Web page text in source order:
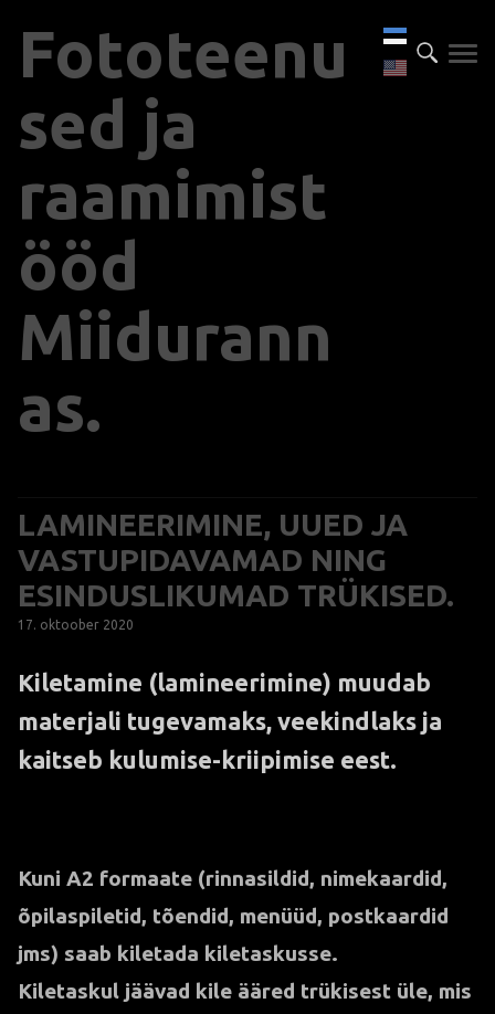
Fototeenu
sed ja
raamimist
ööd
Miidurann
as.
LAMINEERIMINE, UUED JA
VASTUPIDAVAMAD NING
ESINDUSLIKUMAD TRÜKISED.
17. oktoober 2020
Kiletamine (lamineerimine) muudab
materjali tugevamaks, veekindlaks ja
kaitseb kulumise-kriipimise eest.
Kuni A2 formaate (rinnasildid, nimekaardid,
õpilaspiletid, tõendid, menüüd, postkaardid
jms) saab kiletada kiletaskusse.
Kiletaskul jäävad kile ääred trükisest üle, mis